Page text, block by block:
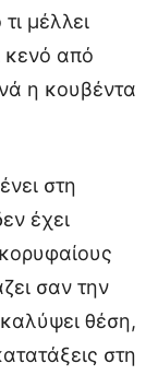
μέλλει
κενό από
η κουβέντα
στη
έχει
σαν την
θέση,
στη